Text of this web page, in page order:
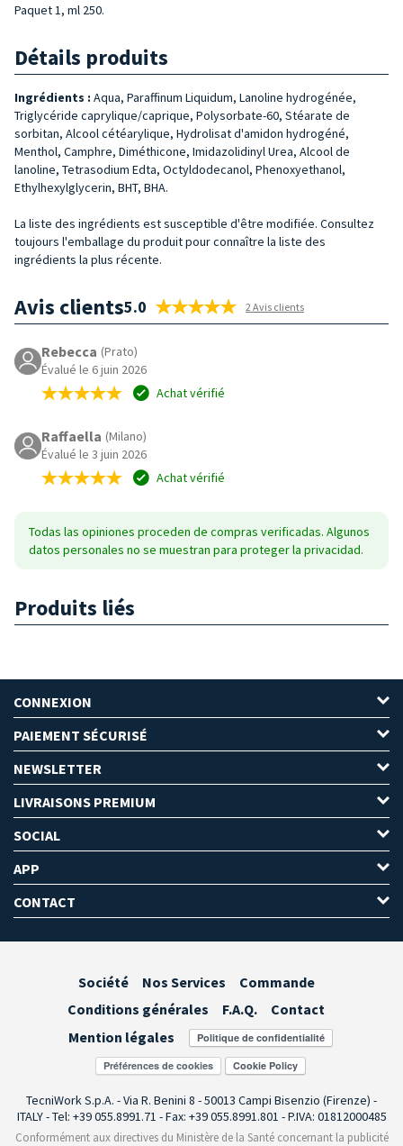
Paquet 1, ml 250.
Détails produits
Ingrédients : Aqua, Paraffinum Liquidum, Lanoline hydrogénée,
Triglycéride caprylique/caprique, Polysorbate-60, Stéarate de
sorbitan, Alcool cétéarylique, Hydrolisat d'amidon hydrogéné,
Menthol, Camphre, Diméthicone, Imidazolidinyl Urea, Alcool de
lanoline, Tetrasodium Edta, Octyldodecanol, Phenoxyethanol,
Ethylhexylglycerin, BHT, BHA.
La liste des ingrédients est susceptible d'être modifiée. Consultez
toujours l'emballage du produit pour connaître la liste des
ingrédients la plus récente.
Avis clients5.0 2 Avis clients
Rebecca (Prato)
Évalué le 6 juin 2026
Achat vérifié
Raffaella (Milano)
Évalué le 3 juin 2026
Achat vérifié
Todas las opiniones proceden de compras verificadas. Algunos
datos personales no se muestran para proteger la privacidad.
Produits liés
CONNEXION
PAIEMENT SÉCURISÉ
NEWSLETTER
LIVRAISONS PREMIUM
SOCIAL
APP
CONTACT
Société Nos Services
Commande
Conditions générales
F.A.Q.
Contact
Mention légales
Préférences de cookies
TecniWork S.p.A. - Via R. Benini 8 - 50013 Campi Bisenzio (Firenze) -
ITALY - Tel: +39 055.8991.71 - Fax: +39 055.8991.801 - P.IVA: 01812000485
Conformément aux directives du Ministère de la Santé concernant la publicité